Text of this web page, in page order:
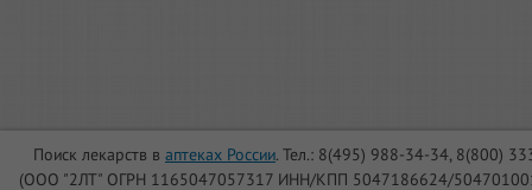
Поиск лекарств в аптеках России. Тел.: 8(495) 988-34-34, 8(800)
(ООО "2ЛТ" ОГРН 1165047057317 ИНН/КПП 5047186624/504701001,